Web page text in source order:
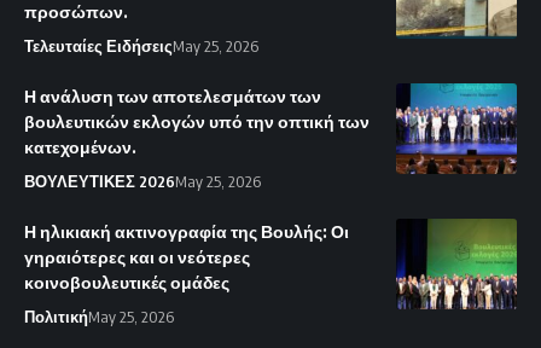
προσώπων.
Τελευταίες ΕιδήσειςMay 25, 2026
Η ανάλυση των αποτελεσμάτων των
βουλευτικών εκλογών υπό την οπτική των
κατεχομένων.
ΒΟΥΛΕΥΤΙΚΕΣ 2026May 25, 2026
Η ηλικιακή ακτινογραφία της Βουλής: Οι
γηραιότερες και οι νεότερες
κοινοβουλευτικές ομάδες
ΠολιτικήMay 25, 2026